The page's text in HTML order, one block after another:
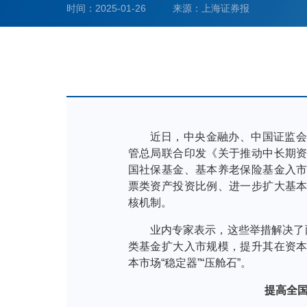
时间：2025-01-26 来源：上海证券报